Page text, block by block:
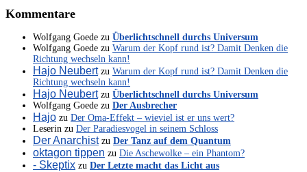
Kommentare
Wolfgang Goede zu Überlichtschnell durchs Universum
Wolfgang Goede zu Warum der Kopf rund ist? Damit Denken die
Richtung wechseln kann!
Hajo Neubertzu Warum der Kopf rund ist? Damit Denken die
Richtung wechseln kann!
Hajo Neubertzu Überlichtschnell durchs Universum
Wolfgang Goede zu Der Ausbrecher
Hajo zu Der Oma-Effekt – wieviel ist er uns wert?
Leserin zu Der Paradiesvogel in seinem Schloss
Der Anarchistzu Der Tanz auf dem Quantum
oktagon tippen zu Die Aschewolke – ein Phantom?
- Skeptix zu Der Letzte macht das Licht aus